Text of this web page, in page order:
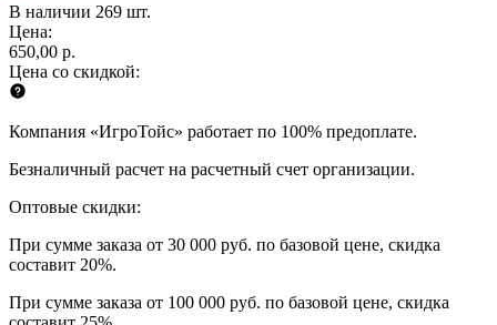
В наличии 269 шт.
Цена:
650,00 р.
Цена со скидкой:
Компания «ИгроТойс» работает по 100% предоплате.
Безналичный расчет на расчетный счет организации.
Оптовые скидки:
При сумме заказа от 30 000 руб. по базовой цене, скидка
составит 20%.
При сумме заказа от 100 000 руб. по базовой цене, скидка